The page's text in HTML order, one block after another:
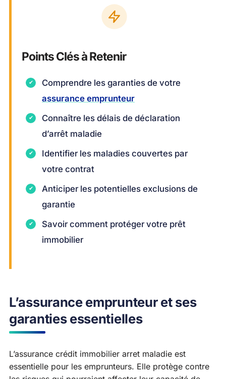
Points Clés à Retenir
Comprendre les garanties de votre
assurance emprunteur
Connaître les délais de déclaration
d’arrêt maladie
Identifier les maladies couvertes par
votre contrat
Anticiper les potentielles exclusions de
garantie
Savoir comment protéger votre prêt
immobilier
L’assurance emprunteur et ses
garanties essentielles
L’assurance crédit immobilier arret maladie est
essentielle pour les emprunteurs. Elle protège contre